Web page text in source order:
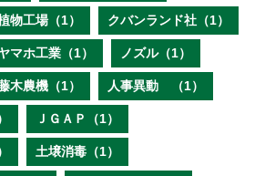
物工場（1） クバンランド社（1）
マホ工業（1） ノズル（1）
木農機（1） 人事異動 （1）
ＪＧＡＰ（1）
土壌消毒（1）